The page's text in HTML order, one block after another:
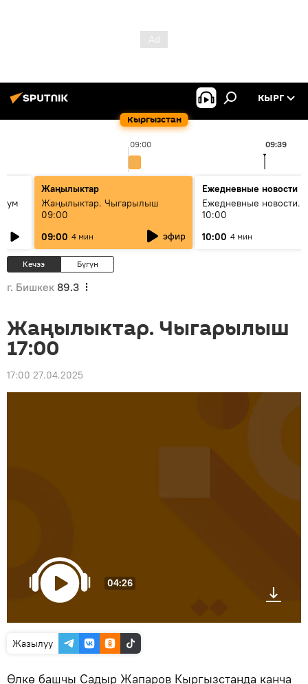
Кыргызстан
КЫРГ
09:00 09:39
Жаңылыктар
Жаңылыктар. Чыгарылыш
09:00
09:00 4 мин эфир
Ежедневные новости
Ежедневные новости.
10:00
10:00 4 мин
Кечээ Бүгүн
г. Бишкек 89.3
Жаңылыктар. Чыгарылыш
17:00
17:00 27.04.2025
04:26
Жазылуу
Өлкө башчы Садыр Жапаров Кыргызстанда канча